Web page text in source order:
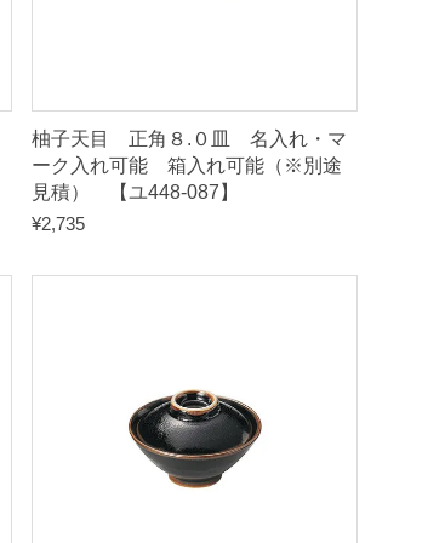
柚子天目 正角８.０皿 名入れ・マ
ーク入れ可能 箱入れ可能（※別途
見積） 【ユ448-087】
¥2,735